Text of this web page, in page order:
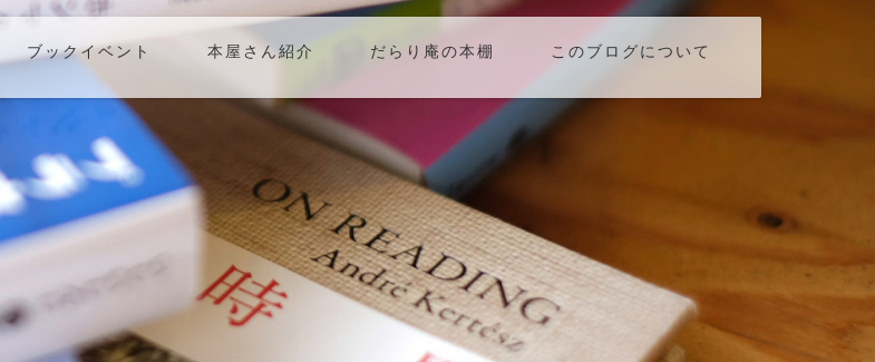
ブックイベント 本屋さん紹介 だらり庵の本棚 このブログについて